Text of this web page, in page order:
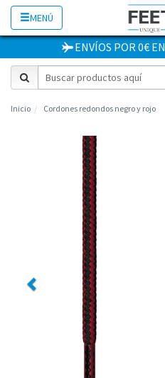
MENÚ
ENVÍOS POR 0€ EN
Inicio Cordones redondos negro y rojo
Previous